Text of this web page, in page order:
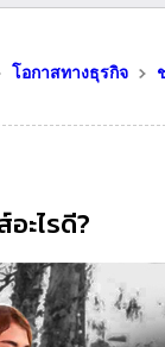
โอกาสทางธุรกิจ
ะไรดี?